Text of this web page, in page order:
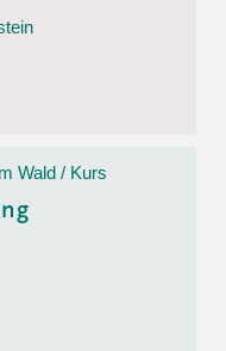
Wald / Kurs